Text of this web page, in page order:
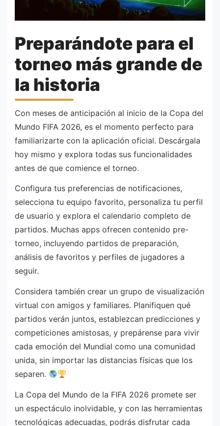
Preparándote para el
torneo más grande de
la historia
Con meses de anticipación al inicio de la Copa del
Mundo FIFA 2026, es el momento perfecto para
familiarizarte con la aplicación oficial. Descárgala
hoy mismo y explora todas sus funcionalidades
antes de que comience el torneo.
Configura tus preferencias de notificaciones,
selecciona tu equipo favorito, personaliza tu perfil
de usuario y explora el calendario completo de
partidos. Muchas apps ofrecen contenido pre-
torneo, incluyendo partidos de preparación,
análisis de favoritos y perfiles de jugadores a
seguir.
Considera también crear un grupo de visualización
virtual con amigos y familiares. Planifiquen qué
partidos verán juntos, establezcan predicciones y
competiciones amistosas, y prepárense para vivir
cada emoción del Mundial como una comunidad
unida, sin importar las distancias físicas que los
separen.
La Copa del Mundo de la FIFA 2026 promete ser
un espectáculo inolvidable, y con las herramientas
tecnológicas adecuadas, podrás disfrutar cada